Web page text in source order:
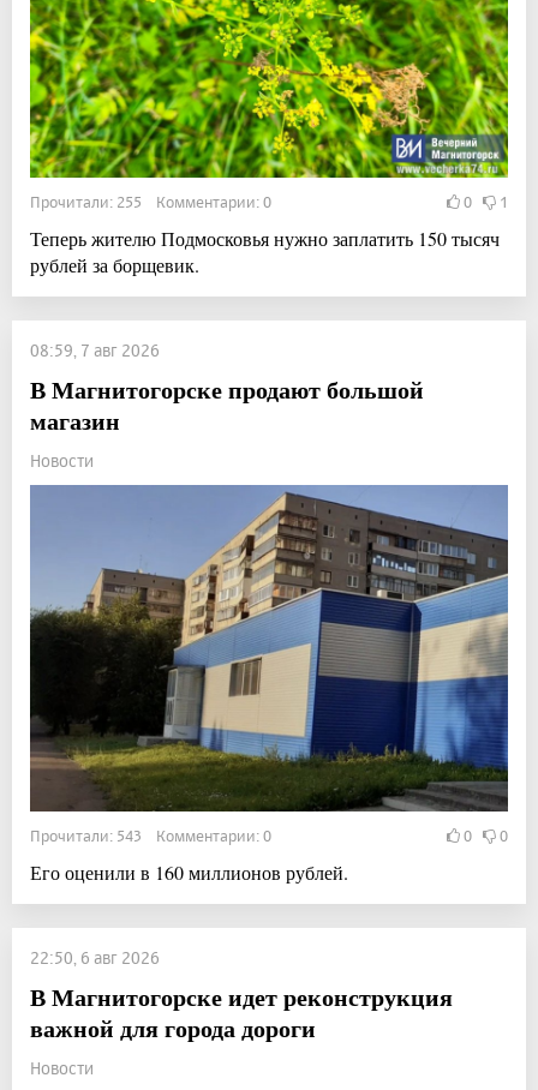
Прочитали: 255 Комментарии: 0 0 1
Теперь жителю Подмосковья нужно заплатить 150 тысяч
рублей за борщевик.
08:59, 7 авг 2026
В Магнитогорске продают большой
магазин
Новости
Прочитали: 543 Комментарии: 0 0 0
Его оценили в 160 миллионов рублей.
22:50, 6 авг 2026
В Магнитогорске идет реконструкция
важной для города дороги
Новости